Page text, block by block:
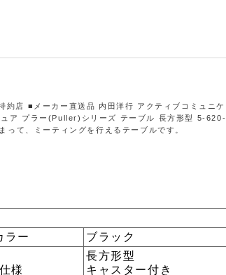
約店 ■メーカー直送品 内田洋行 アクティブコミュニケ
ュア プラー(Puller)シリーズ テーブル 長方形型 5-620-
って、ミーティングを行えるテーブルです。
ラー
ブラック
仕様
長方形型
キャスター付き